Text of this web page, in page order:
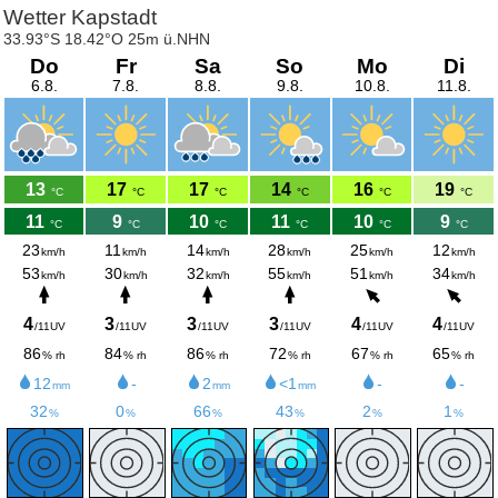
Wetter Kapstadt
33.93°S 18.42°O 25m ü.NHN
Do
6.8.
13 °C
11 °C
23km/h
53km/h
4/11UV
86% rh
12mm
32%
Fr
7.8.
17 °C
9 °C
11 km/h
30km/h
3/11UV
84% rh
-
0%
Sa
8.8.
17 °C
10 °C
14km/h
32km/h
3/11UV
86% rh
2mm
66%
So
9.8.
14 °C
11 °C
28km/h
55km/h
3/11UV
72% rh
<1 mm
43%
Mo
10.8.
16 °C
10 °C
25km/h
51km/h
4/11UV
67% rh
-
2%
Di
11.8.
19 °C
9 °C
12km/h
34km/h
4/11UV
65% rh
-
1 %